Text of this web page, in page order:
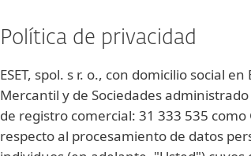
Política de privacidad
ESET, spol. s r. o., con domicilio social
Mercantil y de Sociedades
de registro comercial: 31 333 535
respecto al procesamiento de datos